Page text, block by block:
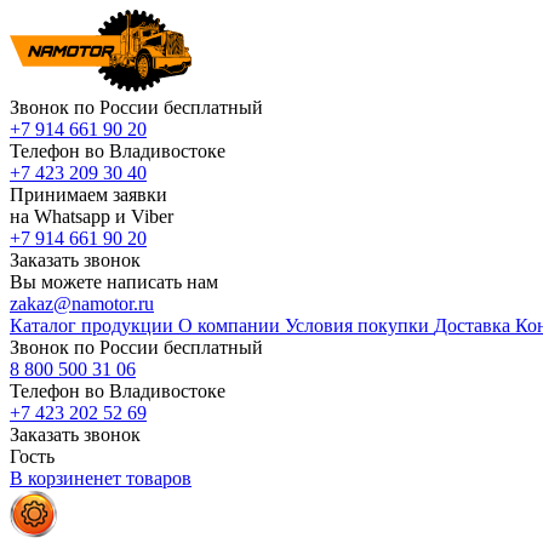
Звонок по России бесплатный
+7 914 661 90 20
Телефон во Владивостоке
+7 423 209 30 40
Принимаем заявки
на Whatsapp и Viber
+7 914 661 90 20
Заказать звонок
Вы можете написать нам
zakaz@namotor.ru
Каталог продукции О компании Условия покупки Доставка
Звонок по России бесплатный
8 800 500 31 06
Телефон во Владивостоке
+7 423 202 52 69
Заказать звонок
Гость
В корзиненет товаров